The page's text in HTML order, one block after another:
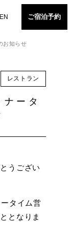
EN ご宿泊予約
お知らせ
レストラン
ータ
うござい
タイム営
となりま